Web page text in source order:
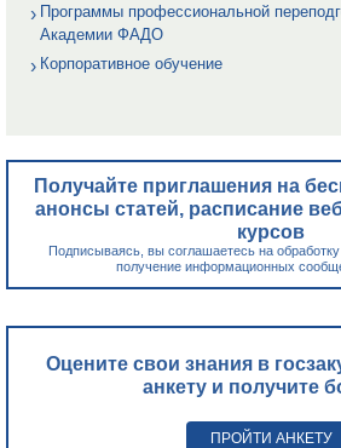
Программы профессиональной
Академии ФАДО
Корпоративное обучение
Получайте приглашения на
анонсы статей, расписание
курсов
Подписываясь, вы соглашаетесь на
получение информационных
Оцените свои знания в
анкету и получите
ПРОЙТИ АНКЕТУ